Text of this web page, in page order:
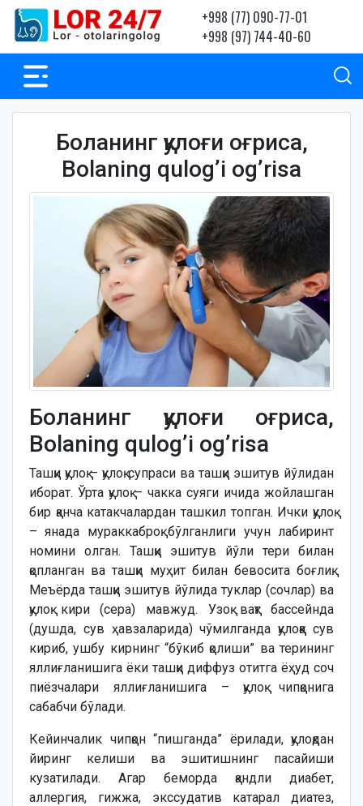
+998 (77) 090-77-01
+998 (97) 744-40-60
Боланинг қулоғи оғриса,
Bolaning qulog’i og’risa
Боланинг қулоғи оғриса,
Bolaning qulog’i og’risa
Ташқи қулоқ – қулоқ супраси ва ташқи эшитув йўлидан
иборат. Ўрта қулоқ – чакка суяги ичида жойлашган
бир қанча катакчалардан ташкил топган. Ички қулоқ
– янада мураккаброқ бўлганлиги учун лабиринт
номини олган. Ташқи эшитув йўли тери билан
қопланган ва ташқи муҳит билан бевосита боғлиқ.
Меъёрда ташқи эшитув йўлида туклар (сочлар) ва
қулоқ кири (сера) мавжуд. Узоқ вақт бассейнда
(душда, сув ҳавзаларида) чўмилганда қулоққа сув
кириб, ушбу кирнинг “бўкиб қолиши” ва терининг
яллиғланишига ёки ташқи диффуз отитга ёҳуд соч
пиёзчалари яллиғланишига – қулоқ чипқонига
сабабчи бўлади.
Кейинчалик чипқон “пишганда” ёрилади, қулоқдан
йиринг келиши ва эшитишнинг пасайиши
кузатилади. Агар беморда қандли диабет,
аллергия, гижжа, экссудатив катарал диатез,